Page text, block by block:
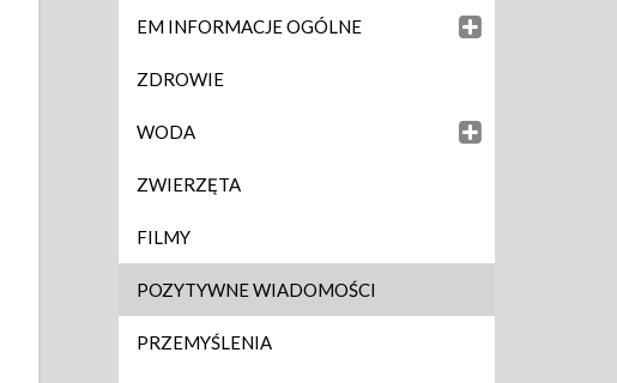
EM INFORMACJE OGÓLNE
ZDROWIE
WODA
ZWIERZĘTA
FILMY
POZYTYWNE WIADOMOŚCI
PRZEMYŚLENIA